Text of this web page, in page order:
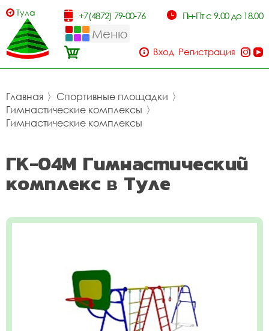
Тула +7(4872) 79-00-76 Пн-Пт с 9.00 до 18.00
Меню
Вход Регистрация
Главная 〉 Спортивные площадки 〉
Гимнастические комплексы 〉
Гимнастические комплексы
ГК-04М Гимнастический
комплекс в Туле